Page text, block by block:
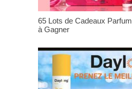
65 Lots de Cadeaux
à Gagner